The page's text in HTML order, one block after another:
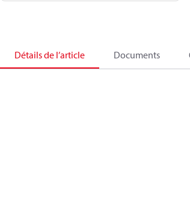
Détails de l’article Documents